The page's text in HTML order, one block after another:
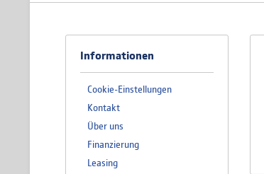
Informationen
Cookie-Einstellungen
Kontakt
Über uns
Finanzierung
Leasing